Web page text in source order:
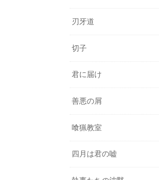
刃牙道
切子
君に届け
善悪の屑
喰猟教室
四月は君の嘘